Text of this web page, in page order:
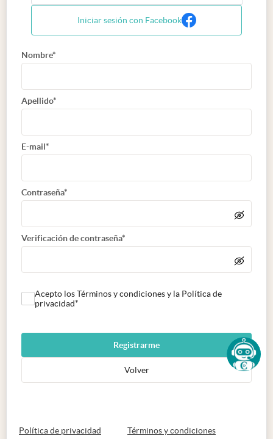
Iniciar sesión con Facebook
Nombre*
Apellido*
E-mail*
Contraseña*
Verificación de contraseña*
Acepto los Términos y condiciones y la Política de
privacidad*
Registrarme
Volver
Política de privacidad abre en nueva pestaña
Términos y condicionesabre en nueva